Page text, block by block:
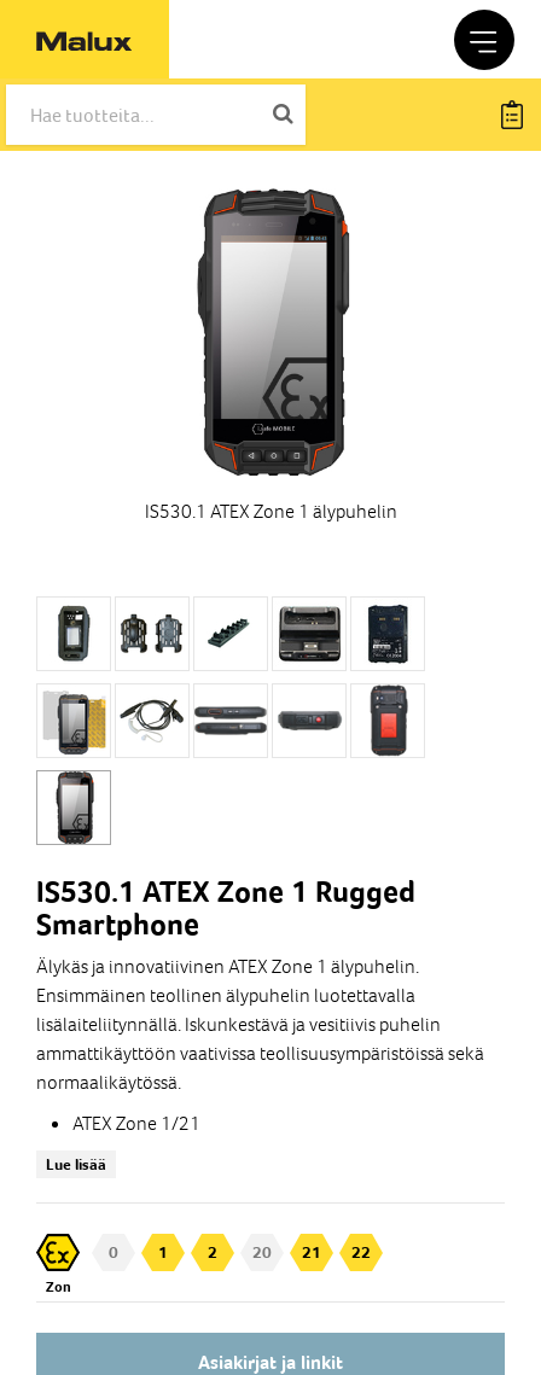
IS530.1 ATEX Zone 1 älypuhelin
IS530.1 ATEX Zone 1 Rugged
Smartphone
Älykäs ja innovatiivinen ATEX Zone 1 älypuhelin.
Ensimmäinen teollinen älypuhelin luotettavalla
lisälaiteliitynnällä. Iskunkestävä ja vesitiivis puhelin
ammattikäyttöön vaativissa teollisuusympäristöissä sekä
normaalikäytössä.
ATEX Zone 1/21
MIL-STD-810G (pudotus, tärinä, lämpötila)
Sivu-PTT ja SOS-hätäpainike
Käytettävissä hansikkaat kädessä
Lisävarusteena tehdasasennettu PanzerGlass™
Vaihdettava akku 3600mAh
Lue lisää
Zon
0 1 2 20 21 22
Asiakirjat ja linkit